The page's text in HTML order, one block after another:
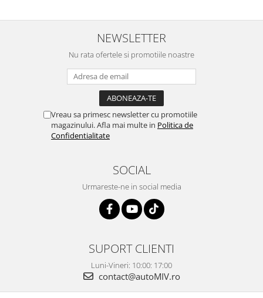
NEWSLETTER
Nu rata ofertele si promotiile noastre
Vreau sa primesc newsletter cu promotiile
magazinului. Afla mai multe in Politica de
Confidentialitate
SOCIAL
Urmareste-ne in social media
SUPORT CLIENTI
Luni-Vineri: 10:00: 17:00
contact@autoMIV.ro